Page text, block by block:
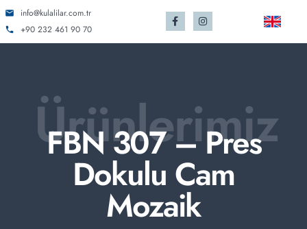
info@kulalilar.com.tr
+90 232 461 90 70
Ürünlerimiz
FBN 307 – Pres
Dokulu Cam
Mozaik